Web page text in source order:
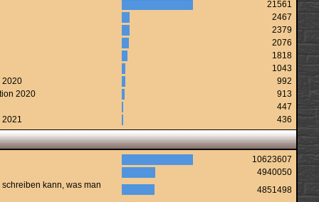
21561
2467
2379
2076
1818
1043
2020
992
2020
913
447
2021
436
10623607
4940050
kann, was man
4851498